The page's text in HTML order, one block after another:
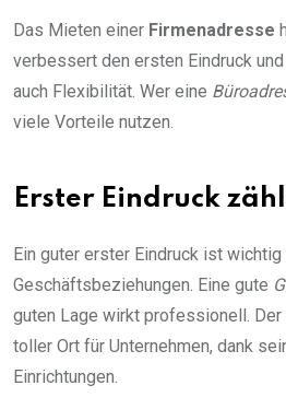
Das Mieten einer Firmenadresse
verbessert den ersten Eindruck
auch Flexibilität. Wer eine
viele Vorteile nutzen.
Erster Eindruck
Ein guter erster Eindruck ist wichtig
Geschäftsbeziehungen. Eine gute
guten Lage wirkt professionell. Der
toller Ort für Unternehmen, dank
Einrichtungen.